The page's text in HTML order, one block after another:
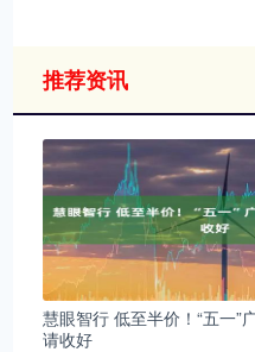
推荐资讯
慧眼智行 低至半价！“五一”
请收好